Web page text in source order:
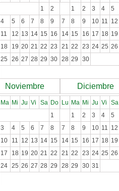
1
2
4 5 6 7 8
9
11 12 13 14 15 16
18 19 20 21 22 23
25 26 27 28 29 30
1
2 3 4 5
7
8 9 10 11 12
14 15 16 17 18 19
21 22 23 24 25 26
28 29 30
Noviembre
Ma Mi Ju Vi Sa Do
1
3 4 5 6 7
8
10 11 12 13 14 15
17 18 19 20 21 22
24 25 26 27 28 29
Diciembre
Lu Ma Mi Ju Vi Sa
1
2 3 4 5
7
8 9 10 11 12
14 15 16 17 18 19
21 22 23 24 25 26
28 29 30 31